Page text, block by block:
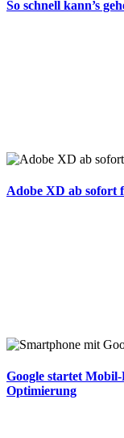
So schnell kann’s
Adobe XD ab sofort
Google startet
Optimierung